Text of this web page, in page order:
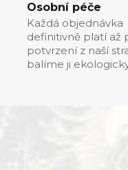
Osobní péče
Každá objednávka
definitivně platí až
potvrzení z naší
balíme ji